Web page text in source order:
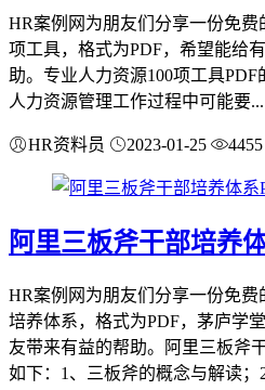
HR案例网为朋友们分享一份免
项工具，格式为PDF，希望能给
助。专业人力资源100项工具
人力资源管理工作过程中可能要...
HR资料员 2023-01-25 4455
阿里三板斧干部培养
HR案例网为朋友们分享一份免
培养体系，格式为PDF，茅庐学
友带来有益的帮助。阿里三板斧
如下：1、三板斧的概念与解读；